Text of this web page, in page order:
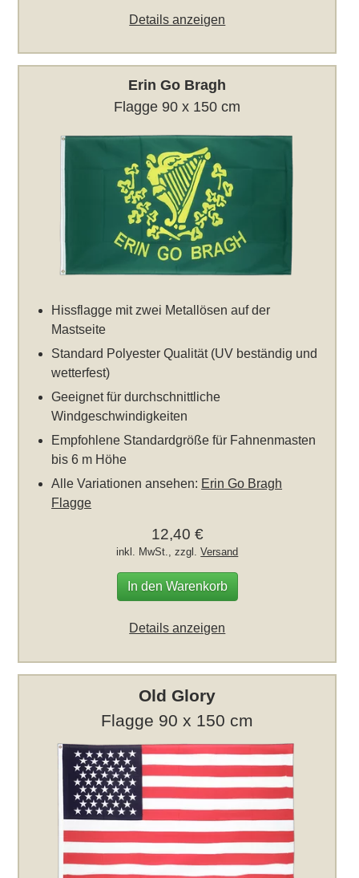
Details anzeigen
Erin Go Bragh
Flagge 90 x 150 cm
Hissflagge mit zwei Metallösen auf der
Mastseite
Standard Polyester Qualität (UV beständig und
wetterfest)
Geeignet für durchschnittliche
Windgeschwindigkeiten
Empfohlene Standardgröße für Fahnenmasten
bis 6 m Höhe
Alle Variationen ansehen: Erin Go Bragh
Flagge
12,40 €
inkl. MwSt., zzgl.Versand
In den Warenkorb
Details anzeigen
Old Glory
Flagge 90 x 150 cm